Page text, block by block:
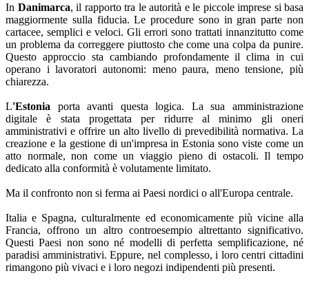
In Danimarca, il rapporto tra le autorità e le piccole imprese si basa
maggiormente sulla fiducia. Le procedure sono in gran parte non
cartacee, semplici e veloci. Gli errori sono trattati innanzitutto come
un problema da correggere piuttosto che come una colpa da punire.
Questo approccio sta cambiando profondamente il clima in cui
operano i lavoratori autonomi: meno paura, meno tensione, più
chiarezza.
L'Estonia porta avanti questa logica. La sua amministrazione
digitale è stata progettata per ridurre al minimo gli oneri
amministrativi e offrire un alto livello di prevedibilità normativa. La
creazione e la gestione di un'impresa in Estonia sono viste come un
atto normale, non come un viaggio pieno di ostacoli. Il tempo
dedicato alla conformità è volutamente limitato.
Ma il confronto non si ferma ai Paesi nordici o all'Europa centrale.
Italia e Spagna, culturalmente ed economicamente più vicine alla
Francia, offrono un altro controesempio altrettanto significativo.
Questi Paesi non sono né modelli di perfetta semplificazione, né
paradisi amministrativi. Eppure, nel complesso, i loro centri cittadini
rimangono più vivaci e i loro negozi indipendenti più presenti.